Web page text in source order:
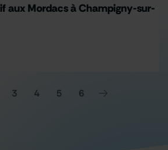
aux Mordacs à Champigny-sur-
3 4 5 6